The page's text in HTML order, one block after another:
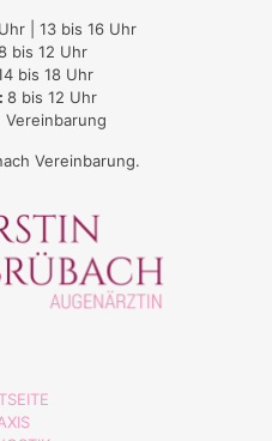
| 13 bis 16 Uhr
bis 12 Uhr
bis 18 Uhr
8 bis 12 Uhr
Vereinbarung
Vereinbarung.